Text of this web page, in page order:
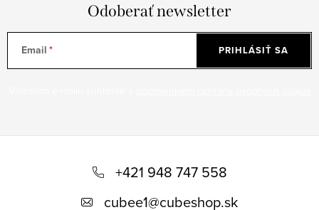
Odoberať newsletter
Email PRIHLÁSIŤ SA
+421 948 747 558
cubee1@cubeshop.sk